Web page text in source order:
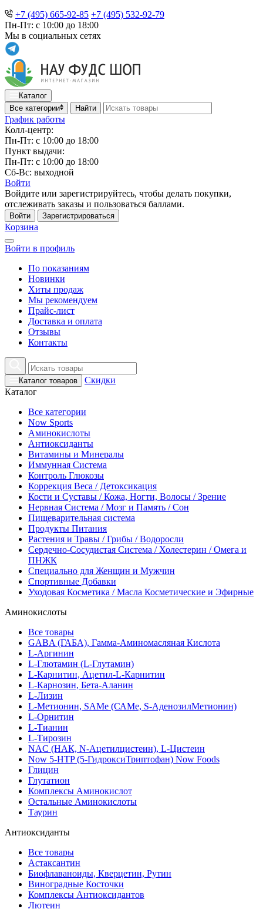
+7 (495) 665-92-85 +7 (495) 532-92-79
Пн-Пт: с 10:00 до 18:00
Мы в социальных сетях
Каталог
Все категории
Найти
График работы
Колл-центр:
Пн-Пт: с 10:00 до 18:00
Пункт выдачи:
Пн-Пт: с 10:00 до 18:00
Сб-Вс: выходной
Войти
Войдите или зарегистрируйтесь, чтобы делать покупки,
отслеживать заказы и пользоваться баллами.
Войти Зарегистрироваться
Корзина
Войти в профиль
По показаниям
Новинки
Хиты продаж
Мы рекомендуем
Прайс-лист
Доставка и оплата
Отзывы
Контакты
Каталог товаров
Скидки
Каталог
Все категории
Now Sports
Аминокислоты
Антиоксиданты
Витамины и Минералы
Иммунная Система
Контроль Глюкозы
Коррекция Веса / Детоксикация
Кости и Суставы / Кожа, Ногти, Волосы / Зрение
Нервная Система / Мозг и Память / Сон
Пищеварительная система
Продукты Питания
Растения и Травы / Грибы / Водоросли
Сердечно-Сосудистая Система / Холестерин / Омега и
ПНЖК
Специально для Женщин и Мужчин
Спортивные Добавки
Уходовая Косметика / Масла Косметические и Эфирные
Аминокислоты
Все товары
GABA (ГАБА), Гамма-Аминомасляная Кислота
L-Аргинин
L-Глютамин (L-Глутамин)
L-Карнитин, Ацетил-L-Карнитин
L-Карнозин, Бета-Аланин
L-Лизин
L-Метионин, SAMe (САМе, S-АденозилМетионин)
L-Орнитин
L-Тианин
L-Тирозин
NAC (НАК, N-Ацетилцистеин), L-Цистеин
Now 5-HTP (5-ГидроксиТриптофан) Now Foods
Глицин
Глутатион
Комплексы Аминокислот
Остальные Аминокислоты
Таурин
Антиоксиданты
Все товары
Астаксантин
Биофлаваноиды, Кверцетин, Рутин
Виноградные Косточки
Комплексы Антиоксидантов
Лютеин